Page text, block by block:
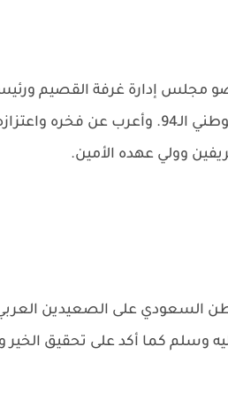
مجلس إدارة غرفة القصيم
للتجارة والمقاولات، تهانيه بمناسبة اليوم
وولي عهده الأمين.
السعودي على الصعيدين
وسلم كما أكد على تحقيق الخير